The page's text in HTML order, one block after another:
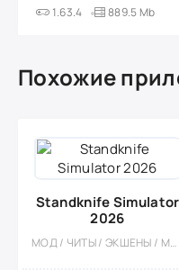
1.63.4 889.5 Mb
Похожие
Standknife Simulator
2026
МОД / ЧИТЫ / ЭКШЕНЫ / МНОГОПОЛЬЗОВАТЕЛЬСКАЯ / 3D / ПРИВАТКИ